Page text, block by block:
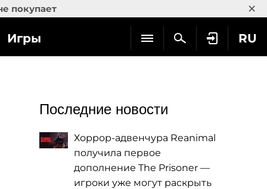
покупает ×
RU
Игры
Последние новости
Хоррор-адвенчура Reanimal
получила первое
дополнение The Prisoner —
игроки уже могут раскрыть